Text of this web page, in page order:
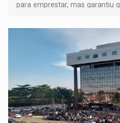
para emprestar, mas garantiu